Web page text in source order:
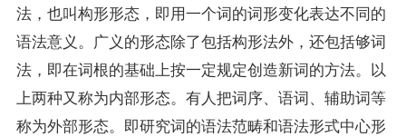
法，也叫构形形态，即用一个词的词形变化表达不同的
语法意义。广义的形态除了包括构形法外，还包括够词
法，即在词根的基础上按一定规定创造新词的方法。以
上两种又称为内部形态。有人把词序、语词、辅助词等
称为外部形态。即研究词的语法范畴和语法形式中心形